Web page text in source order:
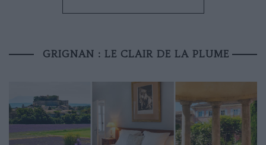
GRIGNAN : LE CLAIR DE LA PLUME